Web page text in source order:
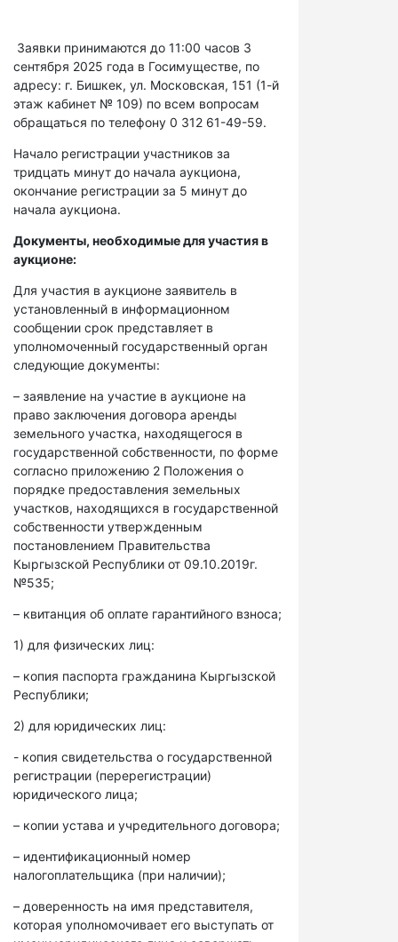
Заявки принимаются до 11:00 часов 3
сентября 2025 года в Госимуществе, по
адресу: г. Бишкек, ул. Московская, 151 (1-й
этаж кабинет № 109) по всем вопросам
обращаться по телефону 0 312 61-49-59.
Начало регистрации участников за
тридцать минут до начала аукциона,
окончание регистрации за 5 минут до
начала аукциона.
Документы, необходимые для участия в
аукционе:
Для участия в аукционе заявитель в
установленный в информационном
сообщении срок представляет в
уполномоченный государственный орган
следующие документы:
– заявление на участие в аукционе на
право заключения договора аренды
земельного участка, находящегося в
государственной собственности, по форме
согласно приложению 2 Положения о
порядке предоставления земельных
участков, находящихся в государственной
собственности утвержденным
постановлением Правительства
Кыргызской Республики от 09.10.2019г.
№535;
– квитанция об оплате гарантийного взноса;
1) для физических лиц:
– копия паспорта гражданина Кыргызской
Республики;
2) для юридических лиц:
- копия свидетельства о государственной
регистрации (перерегистрации)
юридического лица;
– копии устава и учредительного договора;
– идентификационный номер
налогоплательщика (при наличии);
– доверенность на имя представителя,
которая уполномочивает его выступать от